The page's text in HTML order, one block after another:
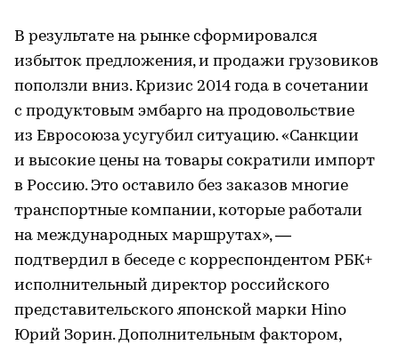
В результате на рынке сформировался
избыток предложения, и продажи грузовиков
поползли вниз. Кризис 2014 года в сочетании
с продуктовым эмбарго на продовольствие
из Евросоюза усугубил ситуацию. «Санкции
и высокие цены на товары сократили импорт
в Россию. Это оставило без заказов многие
транспортные компании, которые работали
на международных маршрутах», —
подтвердил в беседе с корреспондентом РБК+
исполнительный директор российского
представительского японской марки Hino
Юрий Зорин. Дополнительным фактором,